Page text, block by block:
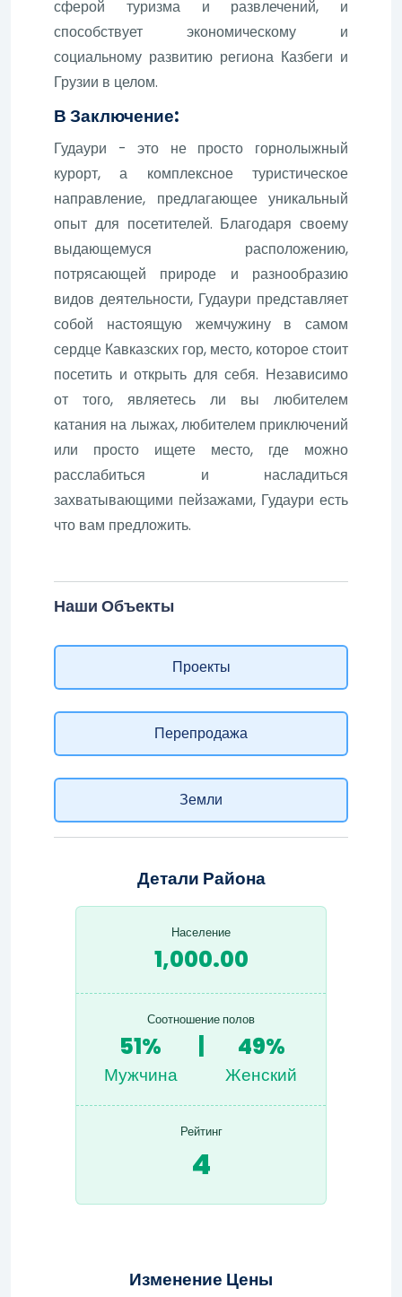
сферой туризма и развлечений, и
способствует экономическому и
социальному развитию региона Казбеги и
Грузии в целом.
В Заключение:
Гудаури - это не просто горнолыжный
курорт, а комплексное туристическое
направление, предлагающее уникальный
опыт для посетителей. Благодаря своему
выдающемуся расположению,
потрясающей природе и разнообразию
видов деятельности, Гудаури представляет
собой настоящую жемчужину в самом
сердце Кавказских гор, место, которое стоит
посетить и открыть для себя. Независимо
от того, являетесь ли вы любителем
катания на лыжах, любителем приключений
или просто ищете место, где можно
расслабиться и насладиться
захватывающими пейзажами, Гудаури есть
что вам предложить.
Наши Объекты
Проекты
Перепродажа
Земли
Детали Района
Население
1,000.00
Соотношение полов
51%
Мужчина
49%
Женский
Рейтинг
4
Изменение Цены